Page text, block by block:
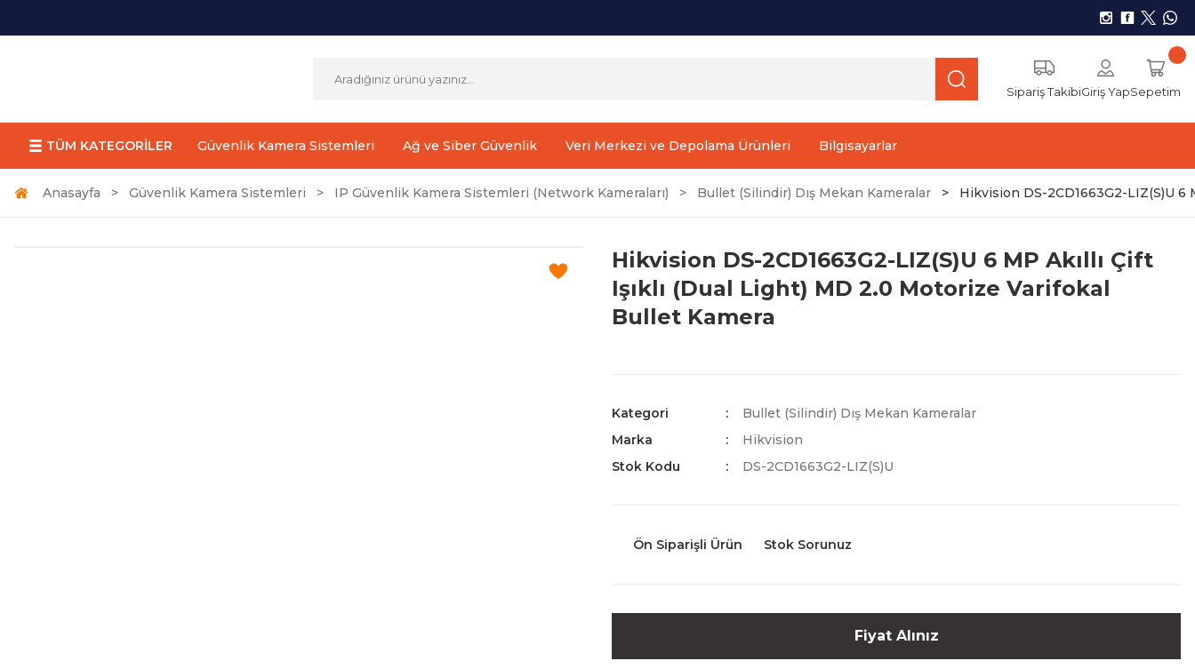
Sipariş TakibiGiriş YapSepetim
TÜM KATEGORİLER Güvenlik Kamera Sistemleri Ağ ve Siber Güvenlik Veri Merkezi ve Depolama Ürünleri Bilgisayarlar
Anasayfa Güvenlik Kamera Sistemleri IP Güvenlik Kamera Sistemleri (Network Kameraları) Bullet (Silindir) Dış Mekan Kameralar Hikvision DS-2CD1663G2-LIZ(S)U 6
Hikvision DS-2CD1663G2-LIZ(S)U 6 MP Akıllı Çift
Işıklı (Dual Light) MD 2.0 Motorize Varifokal
Bullet Kamera
Kategori
Bullet (Silindir) Dış Mekan Kameralar
Marka
Hikvision
Stok Kodu
DS-2CD1663G2-LIZ(S)U
Ön Siparişli Ürün Stok Sorunuz
Fiyat Alınız